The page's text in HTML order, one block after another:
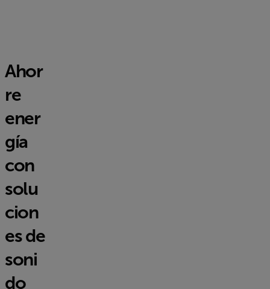
Ahor
re
ener
gía
con
solu
cion
es de
soni
do